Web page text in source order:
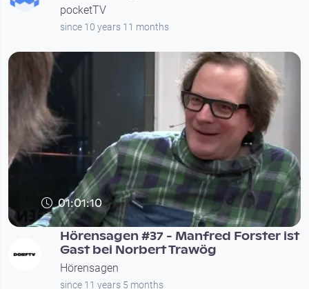
pocketTV
since 10 years 11 months
01:01:10
Hörensagen #37 - Manfred Forster ist
Gast bei Norbert Trawög
Hörensagen
since 11 years 5 months